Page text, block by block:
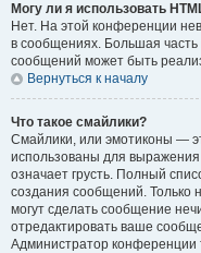
Могу ли я использовать
Нет. На этой конференции
в сообщениях. Большая
сообщений может быть
Вернуться к началу
Что такое смайлики?
Смайлики, или эмотиконы —
использованы для выражения
означает грусть. Полный
создания сообщений. Только
могут сделать сообщение
отредактировать ваше
Администратор конференции